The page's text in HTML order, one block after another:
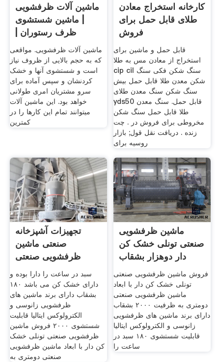
ماشین آلات ظرفشویی
| ماشین شستشوی
ظرف رستوران |
تجهیزات
ماشین آلات ظرفشویی. مواقعی
که به حجم بالایی از ظروف نیاز
است و شستشوی آنها و خشک
کردنشان و سپس آماده برای
سرو مشتریان امری طولانی
خواهد بود. این ماشین آلات
میتوانند تمام این کارها را در
کمترین
کارخانه استخراج معادن
طلای قابل حمل برای
فروش
قابل حمل و ماشین برای
استخراج از معادن مس به طلا
cip cil سنگ شکن فکی سنگ
شکن معدن طلا قابل حمل بیش
سنگ شکن سنگ معدن طلای
yds50 قابل حمل. سنگ معدن
طلا قابل حمل سنگ شکن
مخروطی برای فروش در . چت
زنده . دریافت نقل قول; بازار
روسیه برای
تجهیزات آشپزخانه
صنعتی ماشین
ظرفشویی صنعتی
تونلی قیمت
سبد در ساعت را دارا بوده و
دارای خشک کن می باشد ۱۸۰
بشقاب دارای برند ماشین های
ظرفشویی زانوسی و
الکترولوکس ایتالیا قابلیت
شستشوی ۲۰۰۰ فروش ماشین
ظرفشویی صنعتی تونلی خشک
کن دار با ابعاد ماشین ظرفشویی
صنعتی دومتری به
ماشین ظرفشویی
صنعتی تونلی خشک کن
دار دوهزار بشقاب
فروش ماشین ظرفشویی صنعتی
تونلی خشک کن دار با ابعاد
ماشین ظرفشویی صنعتی
دومتری به ظرفیت ۲۰۰۰ بشقاب
دارای برند ماشین های ظرفشویی
زانوسی و الکترولوکس ایتالیا
قابلیت شستشوی ۱۸۰ سبد در
ساعت را